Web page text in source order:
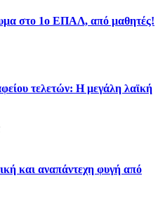
στο 1ο ΕΠΑΛ, από μαθητές!
τελετών: Η μεγάλη λαϊκή
και αναπάντεχη φυγή από